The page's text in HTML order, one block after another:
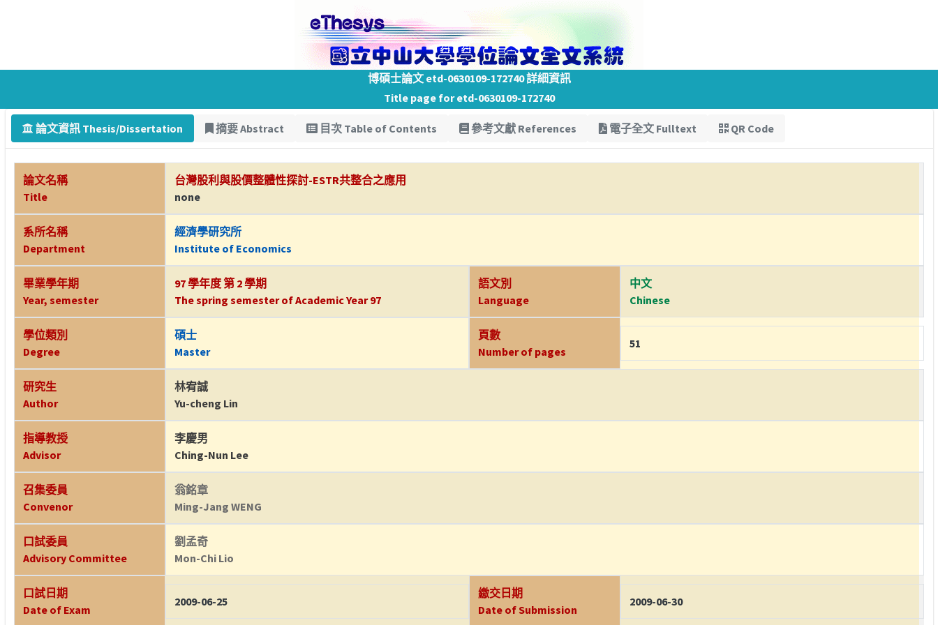
博碩士論文 etd-0630109-172740 詳細資訊
Title page for etd-0630109-172740
論文資訊 Thesis/Dissertation 摘要 Abstract 目次 Table of Contents 參考文獻 References 電子全文 Fulltext QR Code
論文名稱
Title
台灣股利與股價整體性探討-ESTR共整合之應用
none
系所名稱
Department
經濟學研究所
Institute of Economics
畢業學年期
Year, semester
97 學年度 第 2 學期
The spring semester of Academic Year 97
語文別
Language
中文
Chinese
學位類別
Degree
碩士
Master
頁數
Number of pages
51
研究生
Author
林宥誠
Yu-cheng Lin
指導教授
Advisor
李慶男
Ching-Nun Lee
召集委員
Convenor
翁銘章
Ming-Jang WENG
口試委員
Advisory Committee
劉孟奇
Mon-Chi Lio
口試日期
Date of Exam
2009-06-25
繳交日期
Date of Submission
2009-06-30